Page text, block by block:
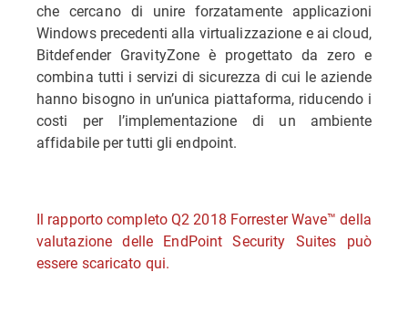
che cercano di unire forzatamente applicazioni
Windows precedenti alla virtualizzazione e ai cloud,
Bitdefender GravityZone è progettato da zero e
combina tutti i servizi di sicurezza di cui le aziende
hanno bisogno in un’unica piattaforma, riducendo i
costi per l’implementazione di un ambiente
affidabile per tutti gli endpoint.
Il rapporto completo Q2 2018 Forrester Wave™ della
valutazione delle EndPoint Security Suites può
essere scaricato qui.